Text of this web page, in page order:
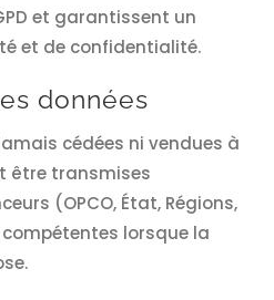
et garantissent un
et de confidentialité.
données
cédées ni vendues à
être transmises
(OPCO, État, Régions,
lorsque la